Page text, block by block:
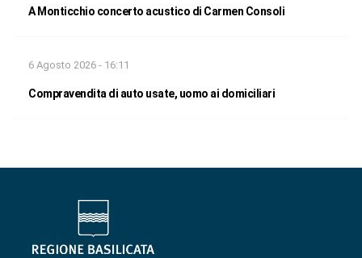
A Monticchio concerto acustico di Carmen Consoli
6 Agosto 2026 - 16:11
Compravendita di auto usate, uomo ai domiciliari